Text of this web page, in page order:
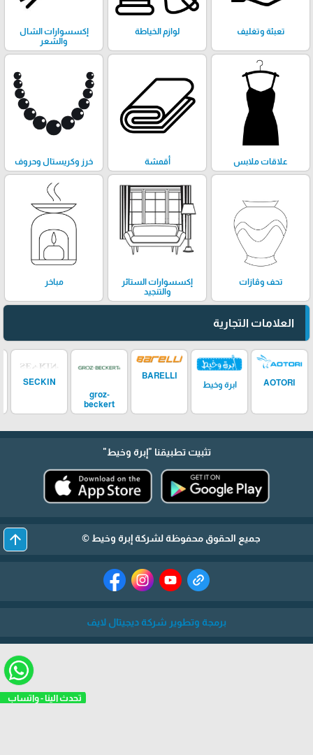
تحدث الينا - واتساب
تعبئة وتغليف لوازم الخياطة
إكسسوارات الشال
والشعر
علاقات ملابس أقمشة خرز وكريستال وحروف
تحف وڤازات
إكسسوارات الستائر
والتنجيد
مباخر
العلامات التجارية
AOTORI ابرة وخيط
BARELLI
groz-
beckert
SECKIN
تثبيت تطبيقنا "إبرة وخيط"
جميع الحقوق محفوظة لشركة إبرة وخيط © arrow_upward
برمجة وتطوير شركة ديجيتال لايف